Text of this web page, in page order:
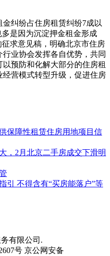
纠纷占住房租赁纠纷7成以
多是因为沉淀押金租金形成
求意见稿，明确北京市住房
业协会发挥各自优势，共同
预防和化解大部分的住房租
营模式转型升级，促进住房
保障性租赁住房用地项目信
，2月北京二手房成交下滑明
引 不得含有“买房能落户”等
有限公司.
号 京公网安备